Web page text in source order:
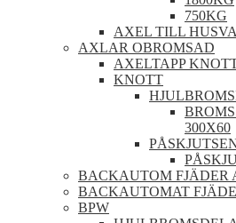
750KG
AXEL TILL
AXLAR OBROMSAD
AXELTAPP
KNOTT
300X60
BACKAUTOM FJÄDER
BACKAUTOMAT
BPW